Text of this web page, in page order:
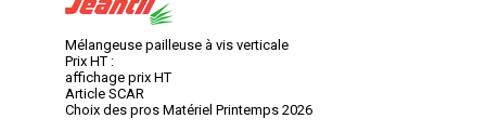
Mélangeuse pailleuse à vis verticale
Prix HT :
affichage prix HT
Article SCAR
Choix des pros Matériel Printemps 2026